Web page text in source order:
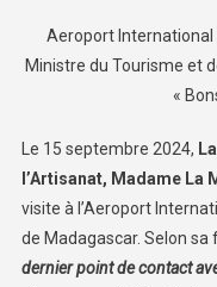
Aeroport International
Ministre du Tourisme et
«
Le 15 septembre 2024,
l’Artisanat, Madame La
visite à l’Aeroport
de Madagascar. Selon sa
dernier point de contact